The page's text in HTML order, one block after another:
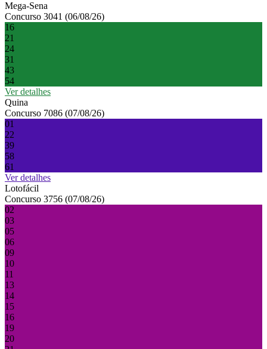
Mega-Sena
Concurso 3041 (06/08/26)
16
21
24
31
43
54
Ver detalhes
Quina
Concurso 7086 (07/08/26)
01
22
39
58
61
Ver detalhes
Lotofácil
Concurso 3756 (07/08/26)
02
03
05
06
09
10
11
13
14
15
16
19
20